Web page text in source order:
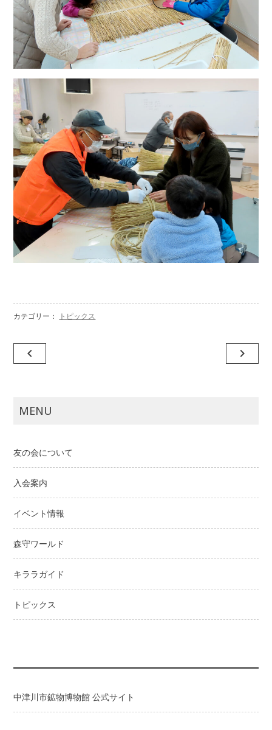
カテゴリー： トピックス
投
稿
ビ
シ
ョ
ン
navigate_before navigate_next
MENU
友の会について
入会案内
イベント情報
森守ワールド
キララガイド
トピックス
中津川市鉱物博物館 公式サイト